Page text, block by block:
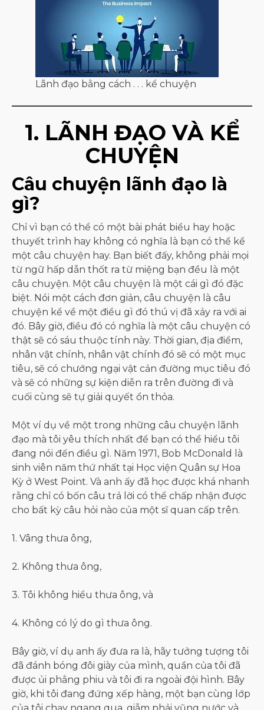
Lãnh đạo bằng cách . . . kể chuyện
1. LÃNH ĐẠO VÀ KỂ
CHUYỆN
Câu chuyện lãnh đạo là
gì?
Chỉ vì bạn có thể có một bài phát biểu hay hoặc
thuyết trình hay không có nghĩa là bạn có thể kể
một câu chuyện hay. Bạn biết đấy, không phải mọi
từ ngữ hấp dẫn thốt ra từ miệng bạn đều là một
câu chuyện. Một câu chuyện là một cái gì đó đặc
biệt. Nói một cách đơn giản, câu chuyện là câu
chuyện kể về một điều gì đó thú vị đã xảy ra với ai
đó. Bây giờ, điều đó có nghĩa là một câu chuyện có
thật sẽ có sáu thuộc tính này. Thời gian, địa điểm,
nhân vật chính, nhân vật chính đó sẽ có một mục
tiêu, sẽ có chướng ngại vật cản đường mục tiêu đó
và sẽ có những sự kiện diễn ra trên đường đi và
cuối cùng sẽ tự giải quyết ổn thỏa.
Một ví dụ về một trong những câu chuyện lãnh
đạo mà tôi yêu thích nhất để bạn có thể hiểu tôi
đang nói đến điều gì. Năm 1971, Bob McDonald là
sinh viên năm thứ nhất tại Học viện Quân sự Hoa
Kỳ ở West Point. Và anh ấy đã học được khá nhanh
rằng chỉ có bốn câu trả lời có thể chấp nhận được
cho bất kỳ câu hỏi nào của một sĩ quan cấp trên.
1. Vâng thưa ông,
2. Không thưa ông,
3. Tôi không hiểu thưa ông, và
4. Không có lý do gì thưa ông.
Bây giờ, ví dụ anh ấy đưa ra là, hãy tưởng tượng tôi
đã đánh bóng đôi giày của mình, quần của tôi đã
được ủi phẳng phiu và tôi đi ra ngoài đội hình. Bây
giờ, khi tôi đang đứng xếp hàng, một bạn cùng lớp